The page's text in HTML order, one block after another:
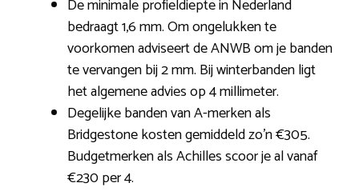
De minimale profieldiepte in Nederland
bedraagt 1,6 mm. Om ongelukken te
voorkomen adviseert de ANWB om je banden
te vervangen bij 2 mm. Bij winterbanden ligt
het algemene advies op 4 millimeter.
Degelijke banden van A-merken als
Bridgestone kosten gemiddeld zo’n €305.
Budgetmerken als Achilles scoor je al vanaf
€230 per 4.